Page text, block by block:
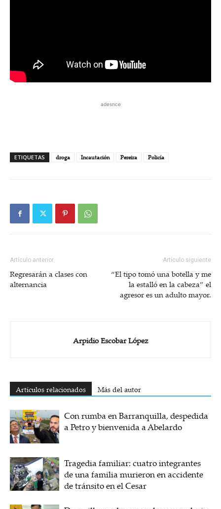
adesnce
ETIQUETAS droga Incautación Pereira Policía
Artículo anterior
Regresarán a clases con
alternancia
Artículo siguiente
“El tipo tomó una botella y me
la estalló en la cabeza” el
agresor es un adulto mayor.
Arpidio Escobar López
Artículos relacionados Más del autor
Con rumba en Barranquilla, despedida
a Petro y bienvenida a Abelardo
Tragedia familiar: cuatro integrantes
de una familia murieron en accidente
de tránsito en el Cesar